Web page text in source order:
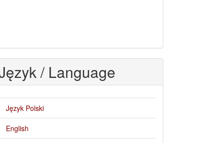
/ Language
Język Polski
English